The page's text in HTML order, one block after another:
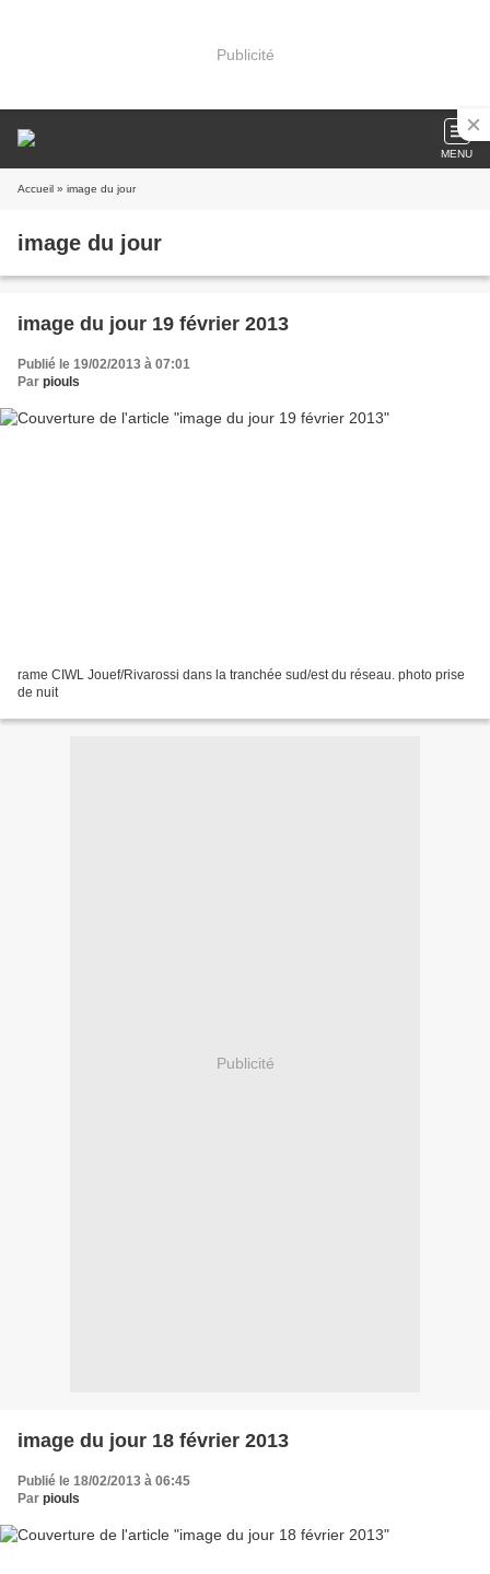
Publicité
MENU
Accueil » image du jour
image du jour
image du jour 19 février 2013
Publié le 19/02/2013 à 07:01
Par piouls
rame CIWL Jouef/Rivarossi dans la tranchée sud/est du réseau. photo prise
de nuit
Publicité
image du jour 18 février 2013
Publié le 18/02/2013 à 06:45
Par piouls